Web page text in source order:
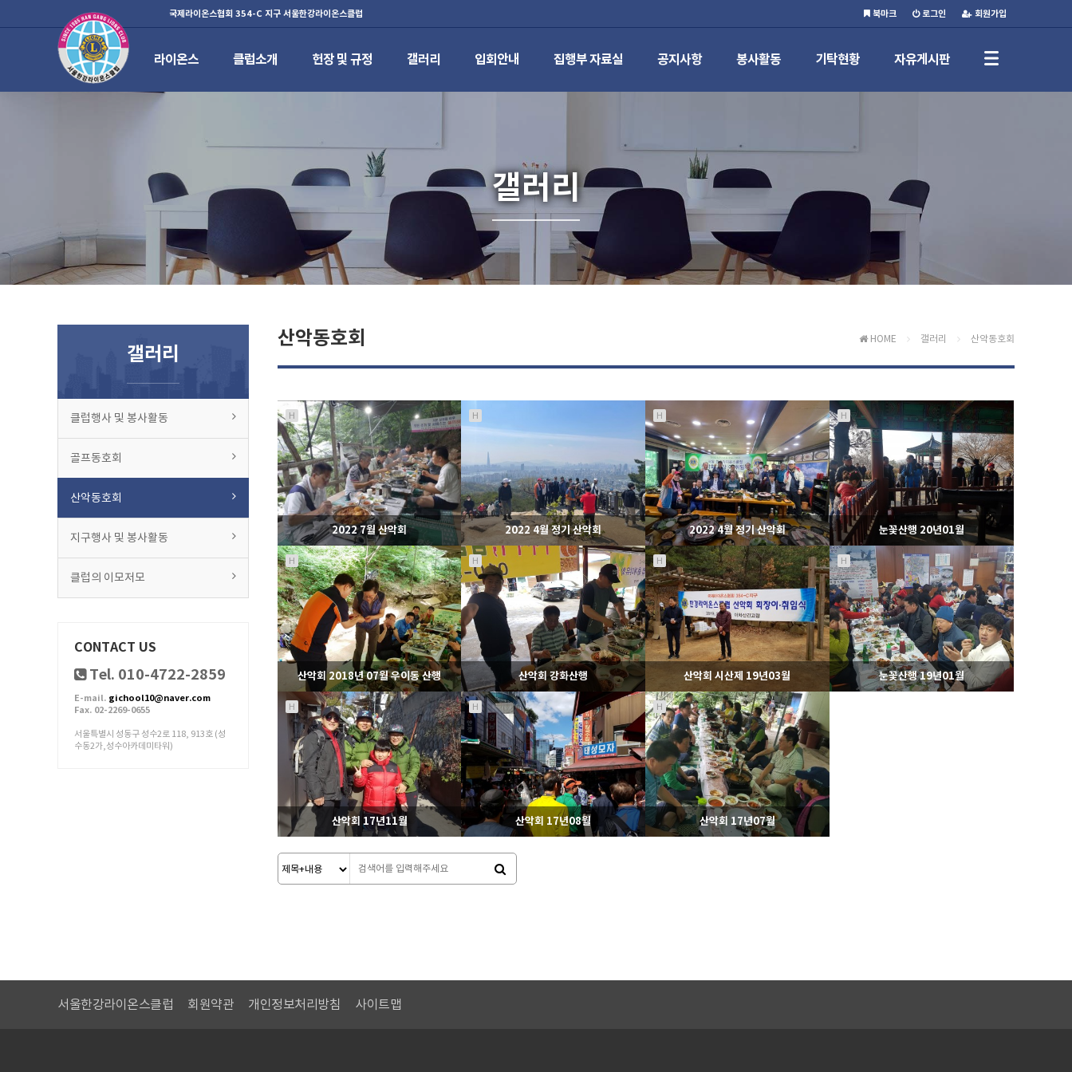
국제라이온스협회 354-C 지구 서울한강라이온스클럽 회원가입
로그인
북마크
라이온스 클럽소개 헌장 및 규정 갤러리 입회안내 집행부 자료실 공지사항 봉사활동 기탁현황
하위분류
자유게시판
갤러리
산악동호회 HOME 갤러리 산악동호회
H
503
08-09
라이온스
2022 7월 산악회
H
527
06-05
라이온스
2022 4월 정기 산악회
H
527
06-05
라이온스
2022 4월 정기 산악회
H
552
11-03
라이온스
눈꽃산행 20년01월
H
562
11-03
라이온스
산악회 2018년 07월 우이동 산행
H
560
11-03
라이온스
산악회 강화산행
H
553
11-03
라이온스
산악회 시산제 19년03월
H
눈꽃산행 19년01월
H
산악회 17년11월
H
산악회 17년08월
H
산악회 17년07월
갤러리
클럽행사 및 봉사활동
골프동호회
산악동호회
지구행사 및 봉사활동
클럽의 이모저모
CONTACT US
Tel. 010-4722-2859
E-mail. gichool10@naver.com
Fax. 02-2269-0655
서울특별시 성동구 성수2로 118, 913호 (성
수동2가,성수아카데미타워)
서울한강라이온스클럽 회원약관 개인정보처리방침 사이트맵